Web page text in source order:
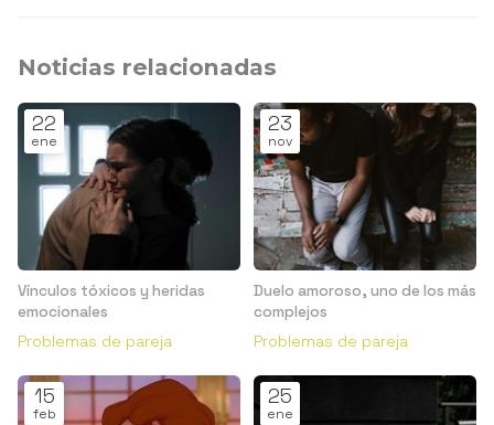
Noticias relacionadas
22
ene
Vínculos tóxicos y heridas
emocionales
Problemas de pareja
23
nov
Duelo amoroso, uno de los más
complejos
Problemas de pareja
15
feb
25
ene